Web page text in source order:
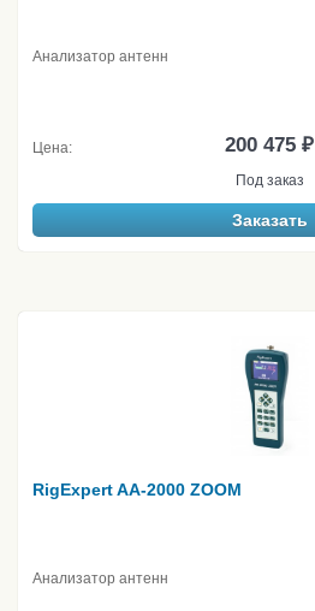
Анализатор антенн
Цена: 200 475 ₽
Под заказ
Заказать
RigExpert AA-2000 ZOOM
Анализатор антенн